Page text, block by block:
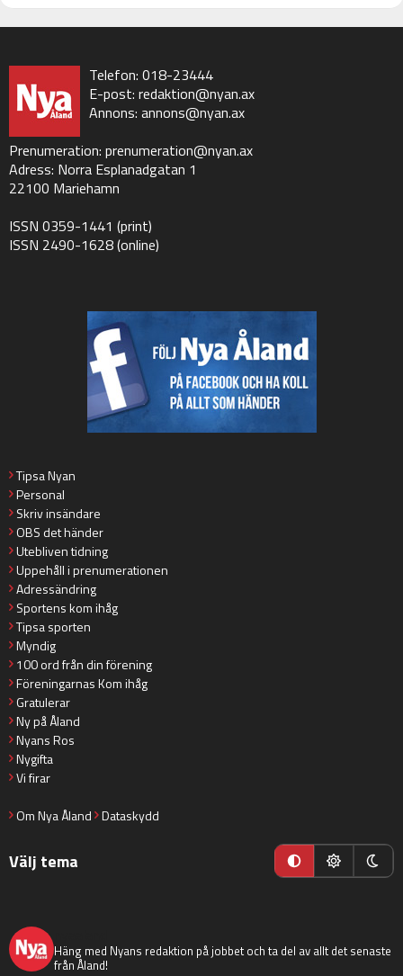
Telefon: 018-23444
E-post: redaktion@nyan.ax
Annons: annons@nyan.ax
Prenumeration: prenumeration@nyan.ax
Adress: Norra Esplanadgatan 1
22100 Mariehamn
ISSN 0359-1441 (print)
ISSN 2490-1628 (online)
Tipsa Nyan
Personal
Skriv insändare
OBS det händer
Utebliven tidning
Uppehåll i prenumerationen
Adressändring
Sportens kom ihåg
Tipsa sporten
Myndig
100 ord från din förening
Föreningarnas Kom ihåg
Gratulerar
Ny på Åland
Nyans Ros
Nygifta
Vi firar
Om Nya Åland Dataskydd
Välj tema
Häng med Nyans redaktion på jobbet och ta del av allt det senaste
från Åland!